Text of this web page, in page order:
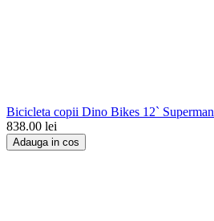
Bicicleta copii Dino Bikes 12` Superman
838.00 lei
Adauga in cos